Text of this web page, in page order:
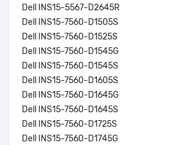
Dell INS15-5567-D2645R
Dell INS15-7560-D1505S
Dell INS15-7560-D1525S
Dell INS15-7560-D1545G
Dell INS15-7560-D1545S
Dell INS15-7560-D1605S
Dell INS15-7560-D1645G
Dell INS15-7560-D1645S
Dell INS15-7560-D1725S
Dell INS15-7560-D1745G